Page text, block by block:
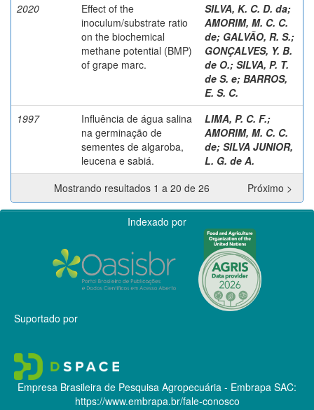
2020
Effect of the
inoculum/substrate ratio
on the biochemical
methane potential (BMP)
of grape marc.
SILVA, K. C. D. da;
AMORIM, M. C. C.
de; GALVÃO, R. S.;
GONÇALVES, Y. B.
de O.; SILVA, P. T.
de S. e; BARROS,
E. S. C.
1997
Influência de água salina
na germinação de
sementes de algaroba,
leucena e sabiá.
LIMA, P. C. F.;
AMORIM, M. C. C.
de; SILVA JUNIOR,
L. G. de A.
Mostrando resultados 1 a 20 de 26
Próximo >
Indexado por
Suportado por
Empresa Brasileira de Pesquisa Agropecuária - Embrapa SAC:
https://www.embrapa.br/fale-conosco